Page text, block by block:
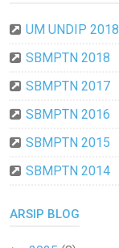
UM UNDIP 2018
SBMPTN 2018
SBMPTN 2017
SBMPTN 2016
SBMPTN 2015
SBMPTN 2014
ARSIP BLOG